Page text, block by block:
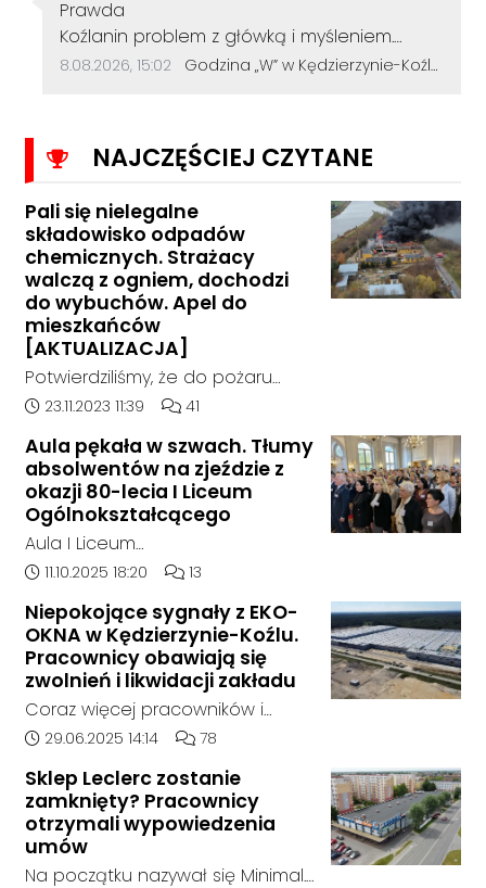
Autor komentarza:
Prawda
Treść komentarza:
Koźlanin problem z główką i myśleniem.
Psychiatra pomoże.
Data dodania komentarza:
8.08.2026, 15:02 Źródło komentarza:
Godzina „W” w Kędzierzynie-Koźlu. Mieszkańcy uczcili pamięć powstańców warszawskich
NAJCZĘŚCIEJ CZYTANE
Pali się nielegalne
składowisko odpadów
chemicznych. Strażacy
walczą z ogniem, dochodzi
do wybuchów. Apel do
mieszkańców
[AKTUALIZACJA]
Potwierdziliśmy, że do pożaru
doszło w hali, w której nielegalnie
chemiczne.
Data dodania artykułu:
23.11.2023 11:39 Liczba komentarzy artykułu:
41
Aula pękała w szwach. Tłumy
absolwentów na zjeździe z
okazji 80-lecia I Liceum
Ogólnokształcącego
Aula I Liceum
Ogólnokształcącego im. Henryka
w sobotnie przedpołudnie
dosłownie pękała w szwach. Na
wyjątkowy zjazd absolwentów z
okazji jubileuszu 80-lecia szkoły
przyjechali ludzie z różnych
zakątków Polski i świata. W tym
roku zarejestrowało się ponad
1000 uczestników. To największy
zjazd w historii placówki.
Data dodania artykułu:
11.10.2025 18:20 Liczba komentarzy artykułu:
13
Niepokojące sygnały z EKO-
OKNA w Kędzierzynie-Koźlu.
Pracownicy obawiają się
zwolnień i likwidacji zakładu
Coraz więcej pracowników i
mieszkańców zgłasza się do
niepokojącej sytuacji w zakładzie
EKO-OKNA w Kędzierzynie-Koźlu.
Jak wynika z ich relacji, firma
miała w ostatnich tygodniach
Data dodania artykułu:
29.06.2025 14:14 Liczba komentarzy artykułu:
78
Sklep Leclerc zostanie
zamknięty? Pracownicy
otrzymali wypowiedzenia
umów
Na początku nazywał się Minimal.